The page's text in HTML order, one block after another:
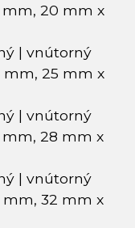
mm, 20 mm x
| vnútorný
mm, 25 mm x
| vnútorný
28 mm x
| vnútorný
32 mm x